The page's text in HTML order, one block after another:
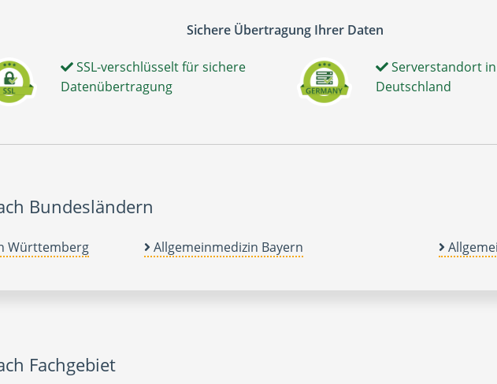
Sichere Übertragung Ihrer Daten
SSL-verschlüsselt für sichere
Datenübertragung
Serverstandort in
Deutschland
Bundesländern
Württemberg Allgemeinmedizin Bayern
Fachgebiet